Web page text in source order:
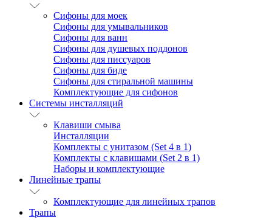
Сифоны для моек
Сифоны для умывальников
Сифоны для ванн
Сифоны для душевых поддонов
Сифоны для писсуаров
Сифоны для биде
Сифоны для стиральной машины
Комплектующие для сифонов
Системы инсталляций
Клавиши смыва
Инсталляции
Комплекты с унитазом (Set 4 в 1)
Комплекты с клавишами (Set 2 в 1)
Наборы и комплектующие
Линейные трапы
Комплектующие для линейных трапов
Трапы